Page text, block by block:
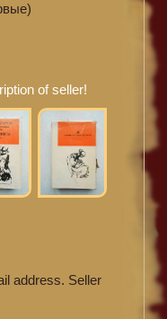
of seller!
address. Seller